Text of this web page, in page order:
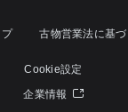
古物営業法に基
Cookie設定
企業情報